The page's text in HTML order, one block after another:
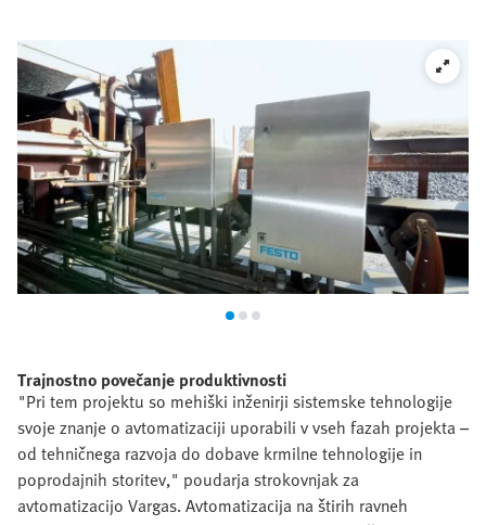
Trajnostno povečanje produktivnosti
"Pri tem projektu so mehiški inženirji sistemske tehnologije
svoje znanje o avtomatizaciji uporabili v vseh fazah projekta –
od tehničnega razvoja do dobave krmilne tehnologije in
poprodajnih storitev," poudarja strokovnjak za
avtomatizacijo Vargas. Avtomatizacija na štirih ravneh